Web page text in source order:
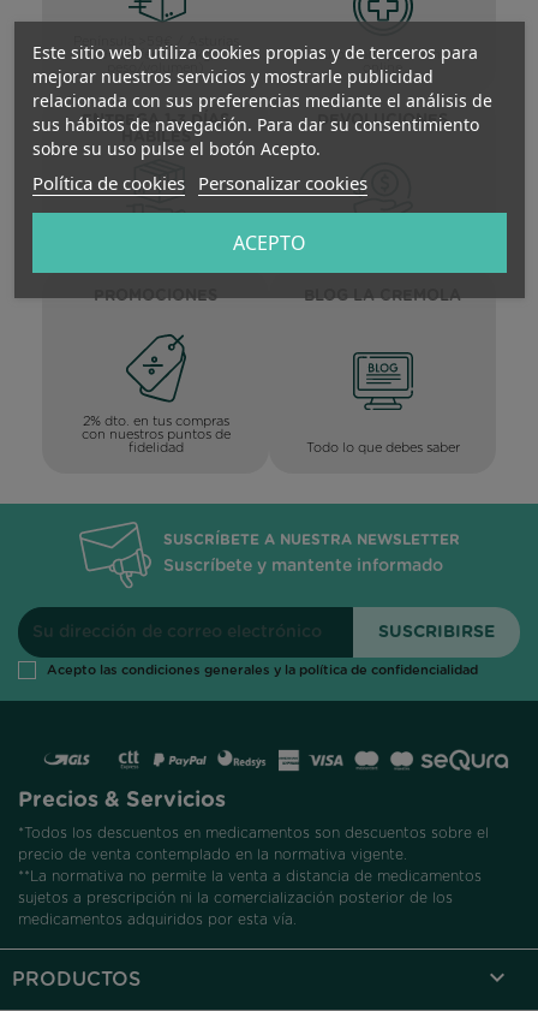
Este sitio web utiliza cookies propias y de terceros para
mejorar nuestros servicios y mostrarle publicidad
relacionada con sus preferencias mediante el análisis de
sus hábitos de navegación. Para dar su consentimiento
sobre su uso pulse el botón Acepto.
Política de cookies Personalizar cookies
ACEPTO
>29€ (inferior a 5kg/L
Autorizada para venta
online
ENTREGA 1-3 DÍAS
Para Península y Baleares
DEVOLUCIONES
Fáciles en 14 días naturales
PROMOCIONES
2% dto. en tus compras
con nuestros puntos de
fidelidad
BLOG LA CREMOLA
Todo lo que debes saber
SUSCRÍBETE A NUESTRA NEWSLETTER
Suscríbete y mantente informado
Acepto las condiciones generales y la política de confidencialidad
Precios & Servicios
*Todos los descuentos en medicamentos son descuentos sobre el
precio de venta contemplado en la normativa vigente.
**La normativa no permite la venta a distancia de medicamentos
sujetos a prescripción ni la comercialización posterior de los
medicamentos adquiridos por esta vía.
PRODUCTOS 